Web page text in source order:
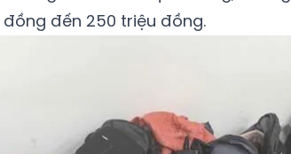
đến 250 triệu đồng.